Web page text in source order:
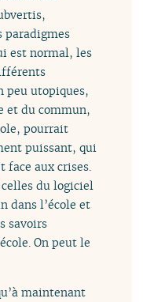
paradigmes
est normal, les
peu utopiques,
et du commun,
pourrait
puissant, qui
face aux crises.
du logiciel
dans l’école et
savoirs
On peut le
maintenant